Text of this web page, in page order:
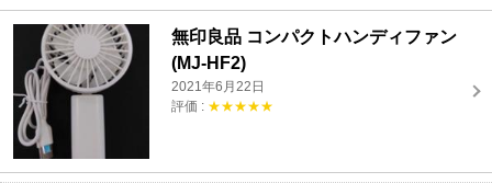
無印良品 コンパクトハンディファン
(MJ-HF2)
2021年6月22日
評価 : ★★★★★